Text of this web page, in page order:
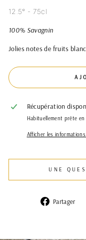
12.5° - 75cl
100% Savagnin
Jolies notes de fruits
Récupération
Habituellement prête en
Afficher les informations
UNE
Partager